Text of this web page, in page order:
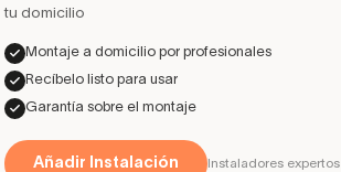
tu domicilio
Montaje a domicilio por profesionales
Recíbelo listo para usar
Garantía sobre el montaje
Añadir Instalación Instaladores expertos